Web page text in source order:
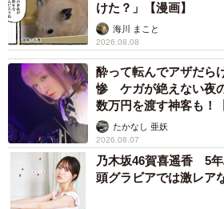
けた？」【漫画】
海川 まこと
2026.08.08
酔って転んでアザだ
惨 ケガが絶えない夜
数万円を渡す神客も！
たかなし 亜妖
2026.08.07
乃木坂46賀喜遥香 5
頭グラビアでは激レア